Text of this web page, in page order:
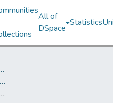
All of
DSpace
Statistics
Centers
BeyinMer / Beyin Dinamiği Araştırma Merkezi
and a beta(1-42) levels across three centers in Turkey